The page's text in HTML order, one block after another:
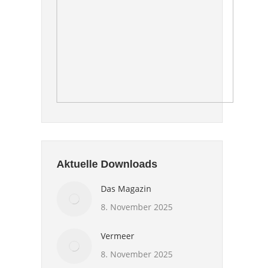
Aktuelle Downloads
Das Magazin
8. November 2025
Vermeer
8. November 2025